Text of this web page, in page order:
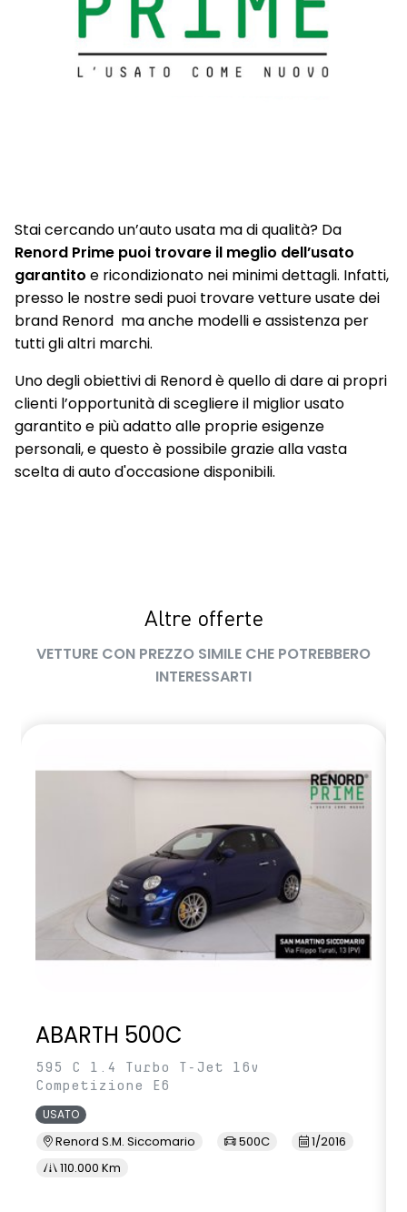
Stai cercando un’auto usata ma di qualità? Da
Renord Prime puoi trovare il meglio dell’usato
garantito e ricondizionato nei minimi dettagli. Infatti,
presso le nostre sedi puoi trovare vetture usate dei
brand Renord ma anche modelli e assistenza per
tutti gli altri marchi.
Uno degli obiettivi di Renord è quello di dare ai propri
clienti l’opportunità di scegliere il miglior usato
garantito e più adatto alle proprie esigenze
personali, e questo è possibile grazie alla vasta
scelta di auto d'occasione disponibili.
Altre offerte
VETTURE CON PREZZO SIMILE CHE POTREBBERO
INTERESSARTI
ABARTH 500C
595 C 1.4 Turbo T-Jet 16v
Competizione E6
USATO
Renord S.M. Siccomario 500C
1/2016
110.000 Km